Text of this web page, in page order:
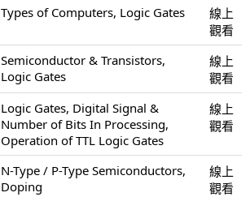
Types of Computers, Logic Gates
線上
觀看
Semiconductor & Transistors,
Logic Gates
線上
觀看
Logic Gates, Digital Signal &
Number of Bits In Processing,
Operation of TTL Logic Gates
線上
觀看
N-Type / P-Type Semiconductors,
Doping
線上
觀看